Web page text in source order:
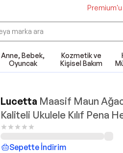
Anne, Bebek,
Oyuncak
Kozmetik ve
Kişisel Bakım
Lucetta Maasif Maun
Kaliteli Ukulele Kılıf Pena
Sepette İndirim